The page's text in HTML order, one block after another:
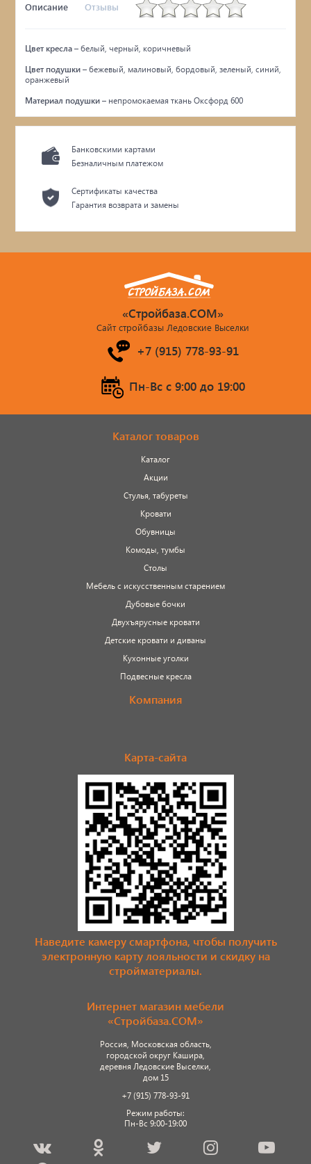
Описание Отзывы
Цвет кресла – белый, черный, коричневый
Цвет подушки – бежевый, малиновый, бордовый, зеленый, синий,
оранжевый
Материал подушки – непромокаемая ткань Оксфорд 600
Банковскими картами
Безналичным платежом
Сертификаты качества
Гарантия возврата и замены
«Стройбаза.COM»
Сайт стройбазы Ледовские Выселки
+7 (915) 778-93-91
Пн-Вс c 9:00 до 19:00
Каталог товаров
Каталог
Акции
Стулья, табуреты
Кровати
Обувницы
Комоды, тумбы
Столы
Мебель с искусственным старением
Дубовые бочки
Двухъярусные кровати
Детские кровати и диваны
Кухонные уголки
Подвесные кресла
Компания
Карта-сайта
Наведите камеру смартфона, чтобы получить
электронную карту лояльности и скидку на
стройматериалы.
Интернет магазин мебели
«Стройбаза.COM»
Россия, Московская область,
городской округ Кашира,
деревня Ледовские Выселки,
дом 15
+7 (915) 778-93-91
Режим работы:
Пн-Вс 9:00-19:00